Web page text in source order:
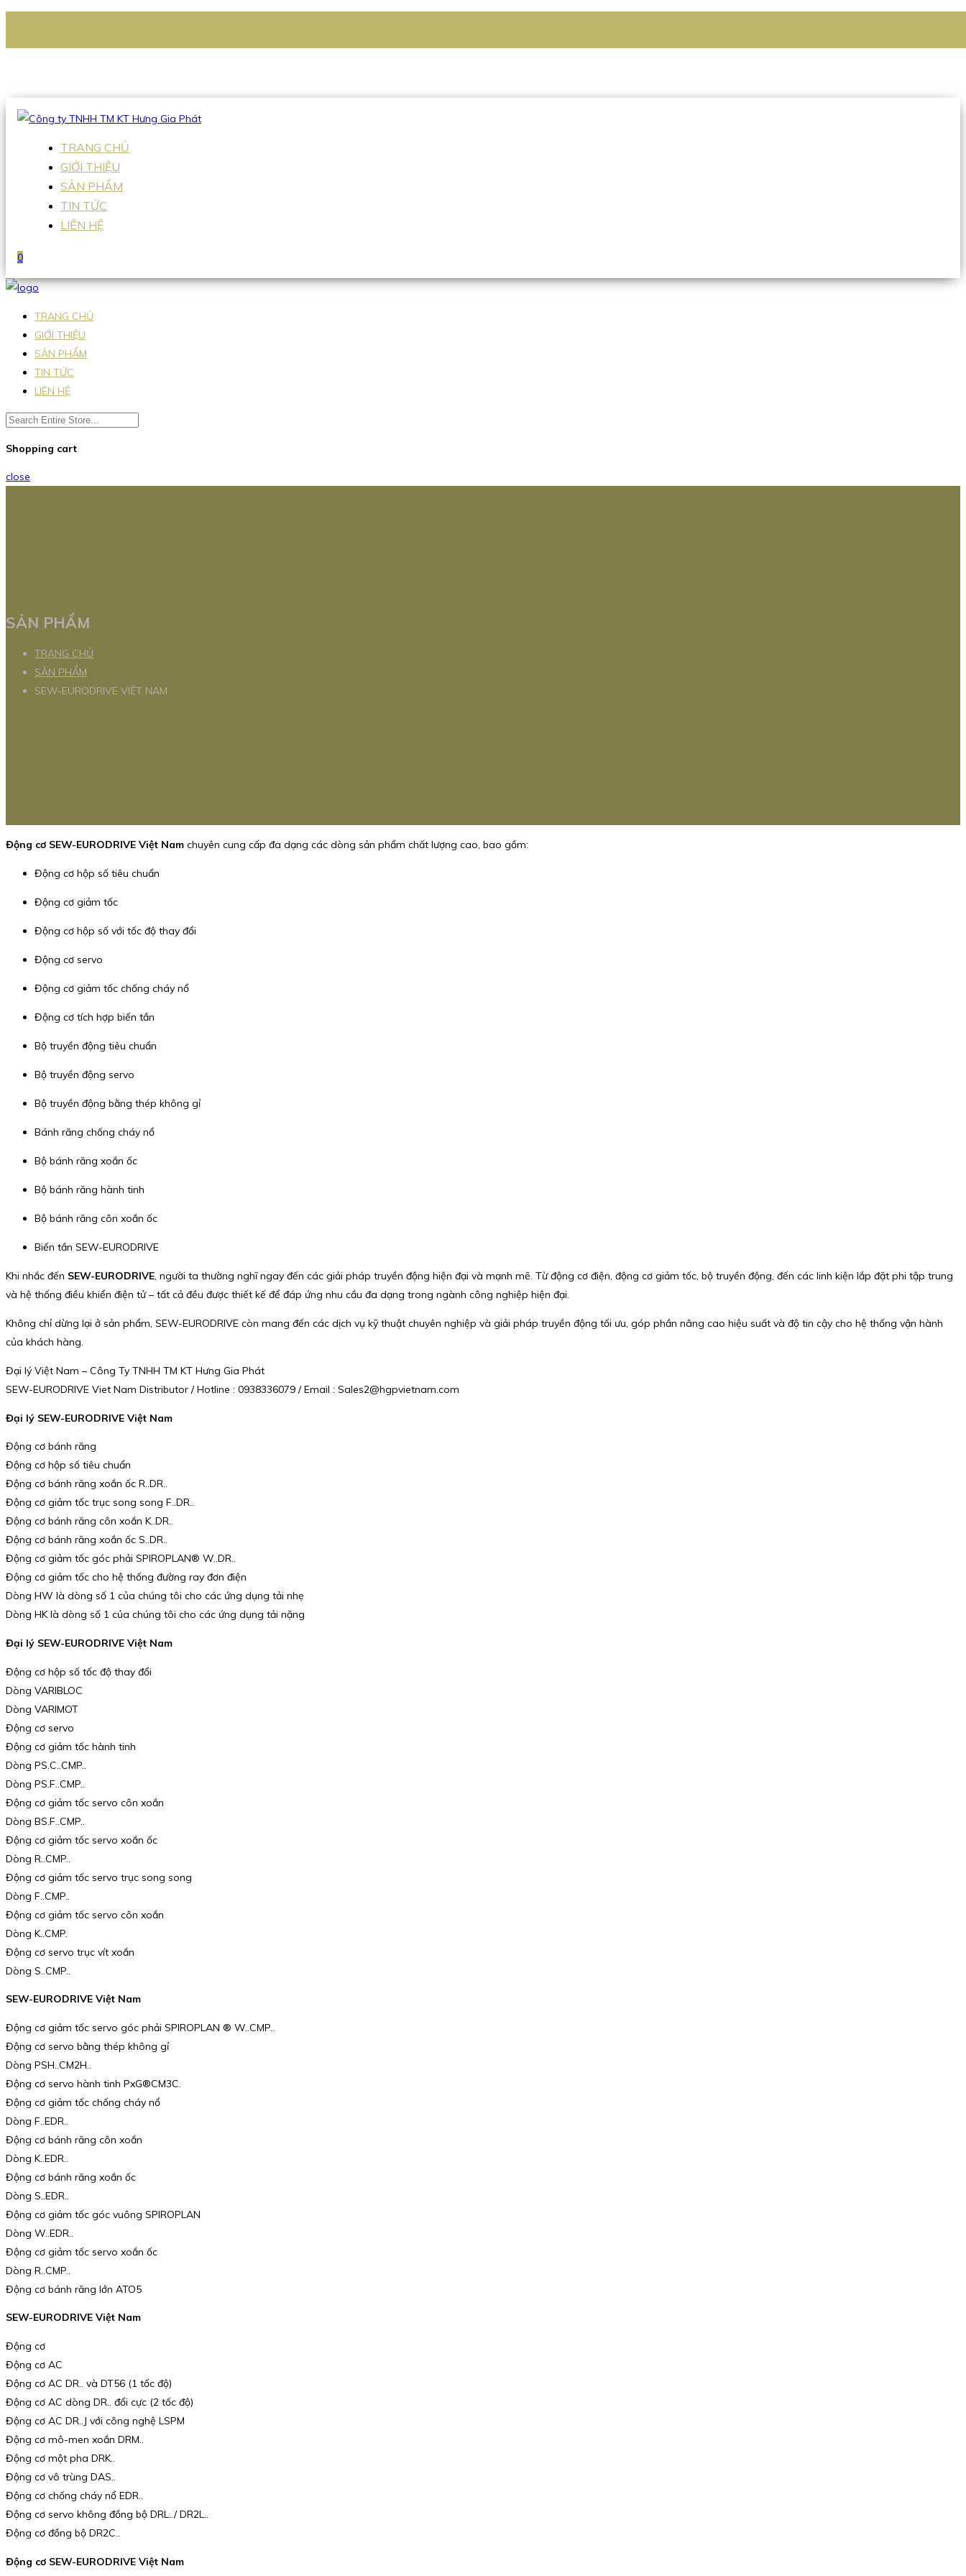
Hotline:0938 336 079
TRANG CHỦ
GIỚI THIỆU
SẢN PHẨM
TIN TỨC
LIÊN HỆ
0
TRANG CHỦ
GIỚI THIỆU
SẢN PHẨM
TIN TỨC
LIÊN HỆ
Shopping cart
close
SẢN PHẨM
TRANG CHỦ
SẢN PHẨM
SEW-EURODRIVE VIỆT NAM
Động cơ SEW-EURODRIVE Việt Nam chuyên cung cấp đa dạng các dòng sản phẩm chất lượng cao, bao gồm:
Động cơ hộp số tiêu chuẩn
Động cơ giảm tốc
Động cơ hộp số với tốc độ thay đổi
Động cơ servo
Động cơ giảm tốc chống cháy nổ
Động cơ tích hợp biến tần
Bộ truyền động tiêu chuẩn
Bộ truyền động servo
Bộ truyền động bằng thép không gỉ
Bánh răng chống cháy nổ
Bộ bánh răng xoắn ốc
Bộ bánh răng hành tinh
Bộ bánh răng côn xoắn ốc
Biến tần SEW-EURODRIVE
Khi nhắc đến SEW-EURODRIVE, người ta thường nghĩ ngay đến các giải pháp truyền động hiện đại và mạnh mẽ. Từ động cơ điện, động cơ giảm tốc, bộ truyền động, đến các linh kiện lắp đặt phi tập trung
và hệ thống điều khiển điện tử – tất cả đều được thiết kế để đáp ứng nhu cầu đa dạng trong ngành công nghiệp hiện đại.
Không chỉ dừng lại ở sản phẩm, SEW-EURODRIVE còn mang đến các dịch vụ kỹ thuật chuyên nghiệp và giải pháp truyền động tối ưu, góp phần nâng cao hiệu suất và độ tin cậy cho hệ thống vận hành
của khách hàng.
Đại lý Việt Nam – Công Ty TNHH TM KT Hưng Gia Phát
SEW-EURODRIVE Viet Nam Distributor / Hotline : 0938336079 / Email : Sales2@hgpvietnam.com
Đại lý SEW-EURODRIVE Việt Nam
Động cơ bánh răng
Động cơ hộp số tiêu chuẩn
Động cơ bánh răng xoắn ốc R..DR..
Động cơ giảm tốc trục song song F..DR..
Động cơ bánh răng côn xoắn K..DR..
Động cơ bánh răng xoắn ốc S..DR..
Động cơ giảm tốc góc phải SPIROPLAN® W..DR..
Động cơ giảm tốc cho hệ thống đường ray đơn điện
Dòng HW là dòng số 1 của chúng tôi cho các ứng dụng tải nhẹ
Dòng HK là dòng số 1 của chúng tôi cho các ứng dụng tải nặng
Đại lý SEW-EURODRIVE Việt Nam
Động cơ hộp số tốc độ thay đổi
Dòng VARIBLOC
Dòng VARIMOT
Động cơ servo
Động cơ giảm tốc hành tinh
Dòng PS.C..CMP..
Dòng PS.F..CMP..
Động cơ giảm tốc servo côn xoắn
Dòng BS.F..CMP..
Động cơ giảm tốc servo xoắn ốc
Dòng R..CMP..
Động cơ giảm tốc servo trục song song
Dòng F..CMP..
Động cơ giảm tốc servo côn xoắn
Dòng K..CMP.
Động cơ servo trục vít xoắn
Dòng S..CMP..
SEW-EURODRIVE Việt Nam
Động cơ giảm tốc servo góc phải SPIROPLAN ® W..CMP..
Động cơ servo bằng thép không gỉ
Dòng PSH..CM2H..
Động cơ servo hành tinh PxG®CM3C.
Động cơ giảm tốc chống cháy nổ
Dòng F..EDR..
Động cơ bánh răng côn xoắn
Dòng K..EDR..
Động cơ bánh răng xoắn ốc
Dòng S..EDR..
Động cơ giảm tốc góc vuông SPIROPLAN
Dòng W..EDR..
Động cơ giảm tốc servo xoắn ốc
Dòng R..CMP..
Động cơ bánh răng lớn ATO5
SEW-EURODRIVE Việt Nam
Động cơ
Động cơ AC
Động cơ AC DR.. và DT56 (1 tốc độ)
Động cơ AC dòng DR.. đổi cực (2 tốc độ)
Động cơ AC DR..J với công nghệ LSPM
Động cơ mô-men xoắn DRM..
Động cơ một pha DRK..
Động cơ vô trùng DAS..
Động cơ chống cháy nổ EDR..
Động cơ servo không đồng bộ DRL../ DR2L..
Động cơ đồng bộ DR2C..
Động cơ SEW-EURODRIVE Việt Nam